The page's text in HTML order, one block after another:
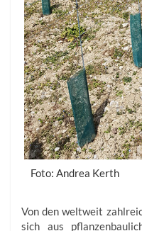
Foto: Andrea Kerth
Von den weltweit
sich aus